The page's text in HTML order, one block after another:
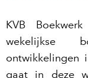
KVB
wekelijkse
ontwikkelingen
gaat in deze